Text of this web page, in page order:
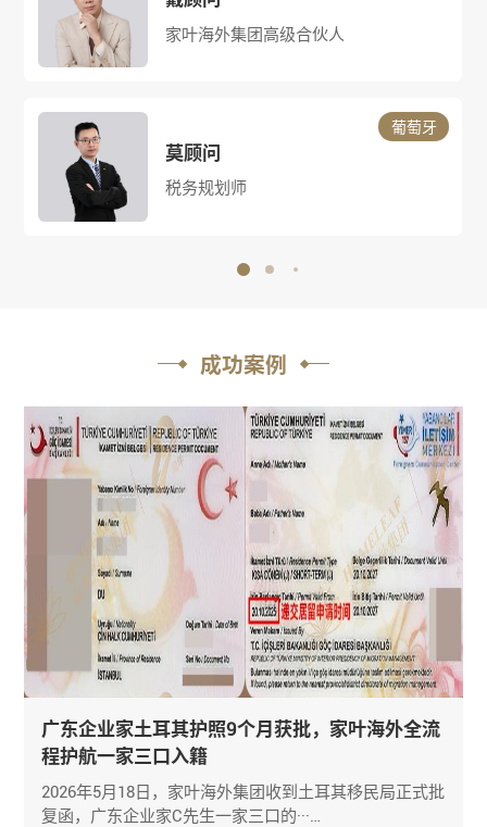
全球身份规划师
成功案例
广东企业家土耳其护照9个月获批，家叶海外全流
程护航一家三口入籍
2026年5月18日，家叶海外集团收到土耳其移民局正式批
复函，广东企业家C先生一家三口的···…